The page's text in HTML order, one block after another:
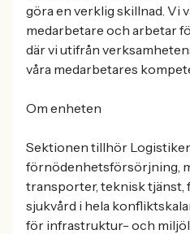
göra en verklig skillnad. Vi
medarbetare och arbetar
där vi utifrån
våra medarbetares
Om enheten
Sektionen tillhör
förnödenhetsförsörjning,
transporter, teknisk tjänst,
sjukvård i hela
för infrastruktur- och